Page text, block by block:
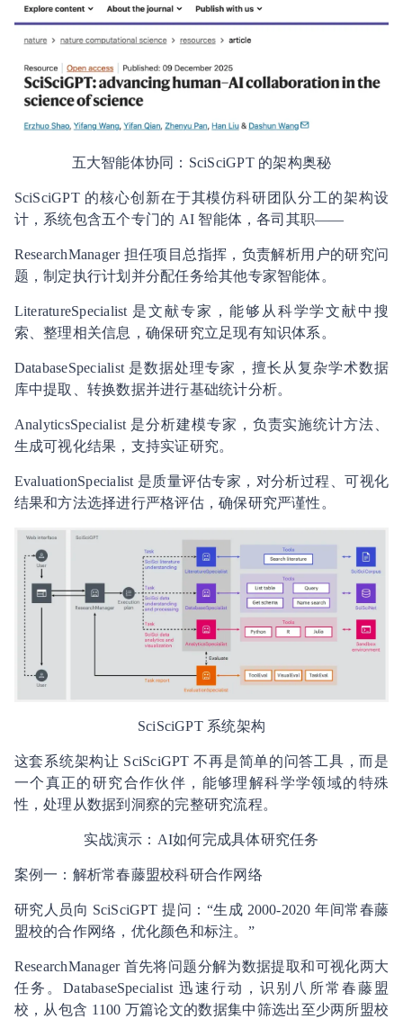
五大智能体协同：SciSciGPT 的架构奥秘
SciSciGPT 的核心创新在于其模仿科研团队分工的架构设
计，系统包含五个专门的 AI 智能体，各司其职——
ResearchManager 担任项目总指挥，负责解析用户的研究问
题，制定执行计划并分配任务给其他专家智能体。
LiteratureSpecialist 是文献专家，能够从科学学文献中搜
索、整理相关信息，确保研究立足现有知识体系。
DatabaseSpecialist 是数据处理专家，擅长从复杂学术数据
库中提取、转换数据并进行基础统计分析。
AnalyticsSpecialist 是分析建模专家，负责实施统计方法、
生成可视化结果，支持实证研究。
EvaluationSpecialist 是质量评估专家，对分析过程、可视化
结果和方法选择进行严格评估，确保研究严谨性。
SciSciGPT 系统架构
这套系统架构让 SciSciGPT 不再是简单的问答工具，而是
一个真正的研究合作伙伴，能够理解科学学领域的特殊
性，处理从数据到洞察的完整研究流程。
实战演示：AI如何完成具体研究任务
案例一：解析常春藤盟校科研合作网络
研究人员向 SciSciGPT 提问：“生成 2000-2020 年间常春藤
盟校的合作网络，优化颜色和标注。”
ResearchManager 首先将问题分解为数据提取和可视化两大
任务。DatabaseSpecialist 迅速行动，识别八所常春藤盟
校，从包含 1100 万篇论文的数据集中筛选出至少两所盟校